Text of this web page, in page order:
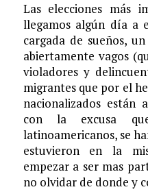
Las elecciones más
llegamos algún día a
cargada de sueños,
abiertamente vagos
violadores y
migrantes que por el
nacionalizados están
con la excusa
latinoamericanos, se
estuvieron en la
empezar a ser mas
no olvidar de donde y